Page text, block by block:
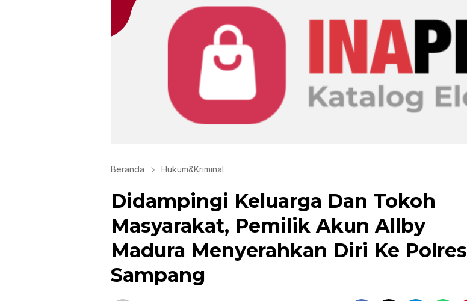
Beranda Hukum&Kriminal
Didampingi Keluarga Dan Tokoh
Masyarakat, Pemilik Akun Allby
Madura Menyerahkan Diri Ke Polres
Sampang